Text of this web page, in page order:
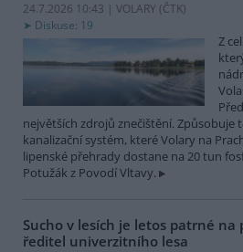
24.7.2026 10:43 | VOLARY (ČTK)
Diskuse: 19
Z
největších zdrojů znečištění.
kanalizační systém, které Volary na
lipenské přehrady dostane na 20 tun
Potužák z Povodí Vltavy.
Sucho v lesích je letos patrné
ředitel univerzitního lesa